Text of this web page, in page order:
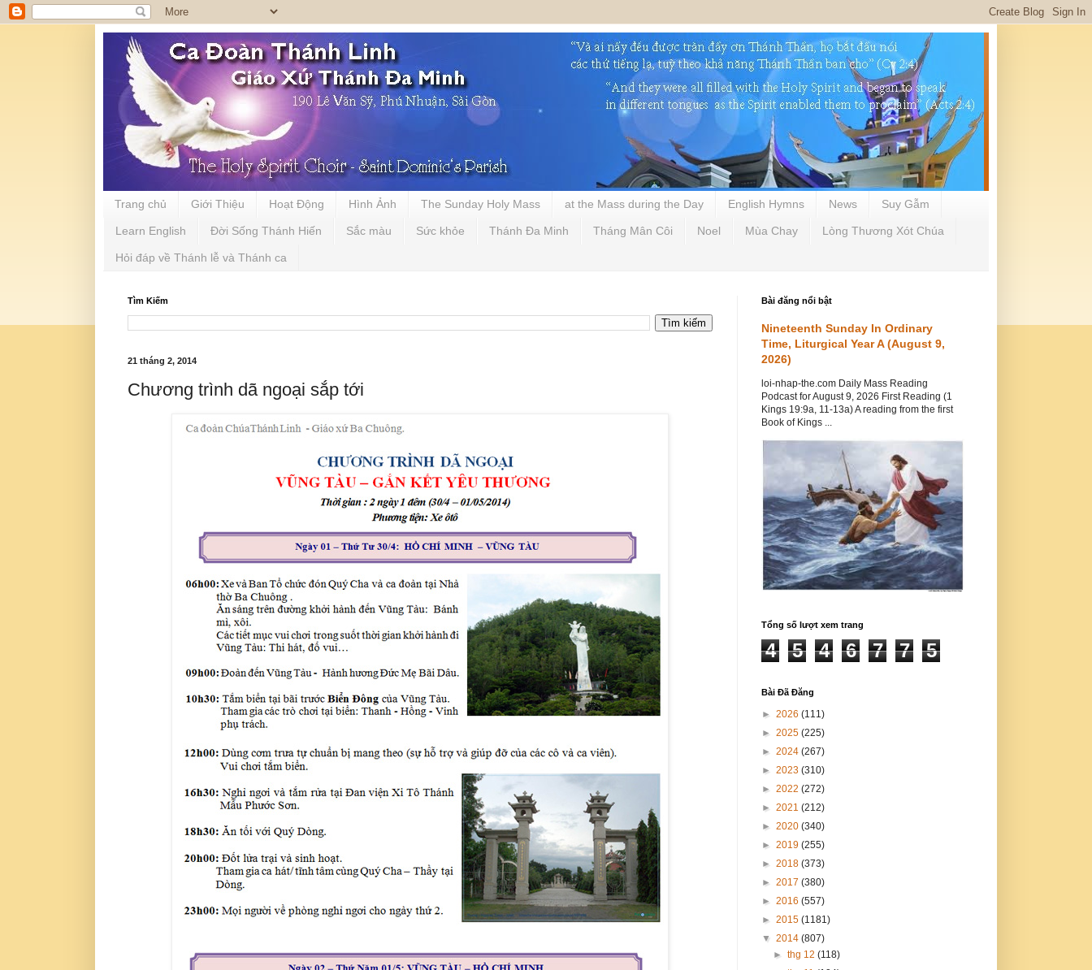
Trang chủ Giới Thiệu Hoạt Động Hình Ảnh The Sunday Holy Mass at the Mass during the Day English Hymns News Suy Gẫm
Learn English Đời Sống Thánh Hiến Sắc màu Sức khỏe Thánh Đa Minh Tháng Mân Côi Noel Mùa Chay Lòng Thương Xót Chúa
Hỏi đáp về Thánh lễ và Thánh ca
Tìm Kiếm
21 tháng 2, 2014
Chương trình dã ngoại sắp tới
Bài đăng nổi bật
Nineteenth Sunday In Ordinary
Time, Liturgical Year A (August 9,
2026)
loi-nhap-the.com Daily Mass Reading
Podcast for August 9, 2026 First Reading (1
Kings 19:9a, 11-13a) A reading from the first
Book of Kings ...
Tổng số lượt xem trang
4 5 4 6 7 7 5
Bài Đã Đăng
► 2026 (111)
► 2025 (225)
► 2024 (267)
► 2023 (310)
► 2022 (272)
► 2021 (212)
► 2020 (340)
► 2019 (255)
► 2018 (373)
► 2017 (380)
► 2016 (557)
► 2015 (1181)
▼ 2014 (807)
►thg 12(118)